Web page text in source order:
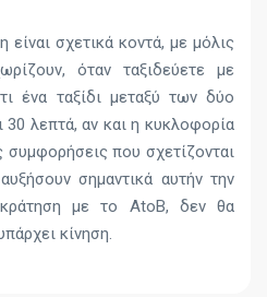
σχετικά κοντά, με μόλις
όταν ταξιδεύετε με
ένα ταξίδι μεταξύ των δύο
30 λεπτά, αν και η κυκλοφορία
που σχετίζονται
σημαντικά αυτήν την
κράτηση με το AtoB, δεν θα
κίνηση.